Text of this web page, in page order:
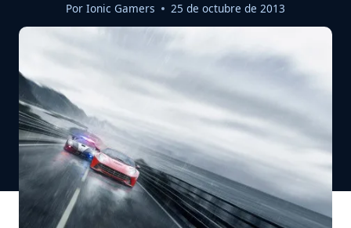
Por Ionic Gamers 25 de octubre de 2013